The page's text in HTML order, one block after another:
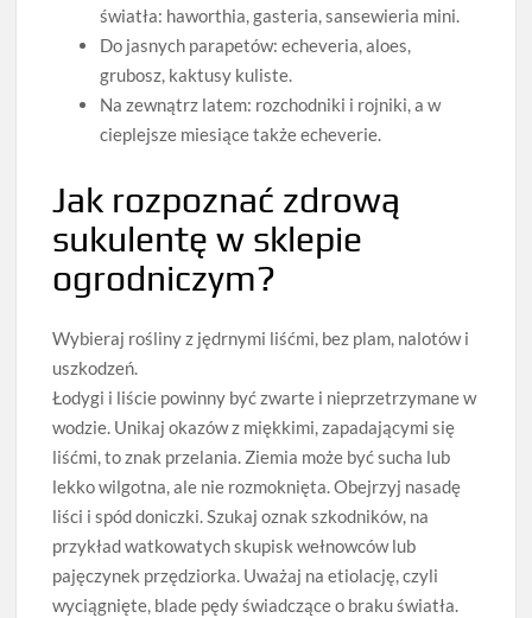
światła: haworthia, gasteria, sansewieria mini.
Do jasnych parapetów: echeveria, aloes,
grubosz, kaktusy kuliste.
Na zewnątrz latem: rozchodniki i rojniki, a w
cieplejsze miesiące także echeverie.
Jak rozpoznać zdrową
sukulentę w sklepie
ogrodniczym?
Wybieraj rośliny z jędrnymi liśćmi, bez plam, nalotów i
uszkodzeń.
Łodygi i liście powinny być zwarte i nieprzetrzymane w
wodzie. Unikaj okazów z miękkimi, zapadającymi się
liśćmi, to znak przelania. Ziemia może być sucha lub
lekko wilgotna, ale nie rozmoknięta. Obejrzyj nasadę
liści i spód doniczki. Szukaj oznak szkodników, na
przykład watkowatych skupisk wełnowców lub
pajęczynek przędziorka. Uważaj na etiolację, czyli
wyciągnięte, blade pędy świadczące o braku światła.